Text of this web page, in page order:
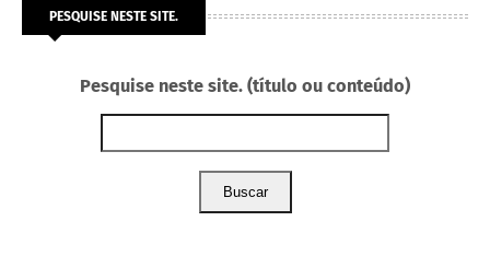
PESQUISE NESTE SITE.
Pesquise neste site. (título ou conteúdo)
Buscar